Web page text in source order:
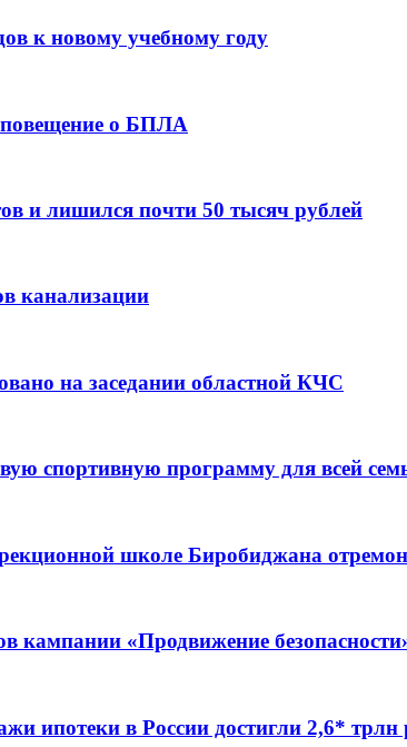
к новому учебному году
о БПЛА
и лишился почти 50 тысяч рублей
канализации
на заседании областной КЧС
спортивную программу для всей
школе Биробиджана
кампании «Продвижение
ипотеки в России достигли 2,6*